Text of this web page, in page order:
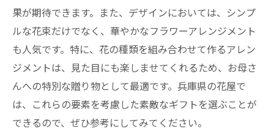
果が期待できます。また、デザインにおいては、シンプ
ルな花束だけでなく、華やかなフラワーアレンジメント
も人気です。特に、花の種類を組み合わせて作るアレン
ジメントは、見た目にも楽しませてくれるため、お母さ
んへの特別な贈り物として最適です。兵庫県の花屋で
は、これらの要素を考慮した素敵なギフトを選ぶことが
できるので、ぜひ参考にしてみてください。